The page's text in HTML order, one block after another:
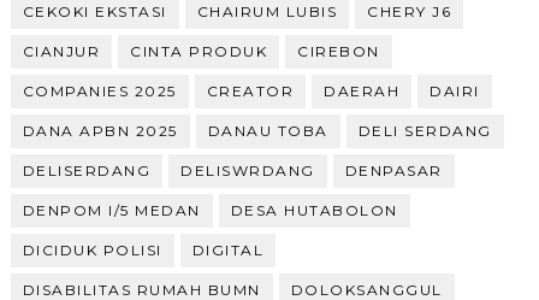
CEKOKI EKSTASI CHAIRUM LUBIS CHERY J6
CIANJUR CINTA PRODUK CIREBON
COMPANIES 2025 CREATOR DAERAH DAIRI
DANA APBN 2025 DANAU TOBA DELI SERDANG
DELISERDANG DELISWRDANG DENPASAR
DENPOM I/5 MEDAN DESA HUTABOLON
DICIDUK POLISI DIGITAL
DISABILITAS RUMAH BUMN DOLOKSANGGUL